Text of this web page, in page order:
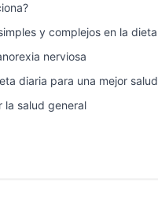
y complejos en la dieta
nerviosa
diaria para una mejor salud
la salud general